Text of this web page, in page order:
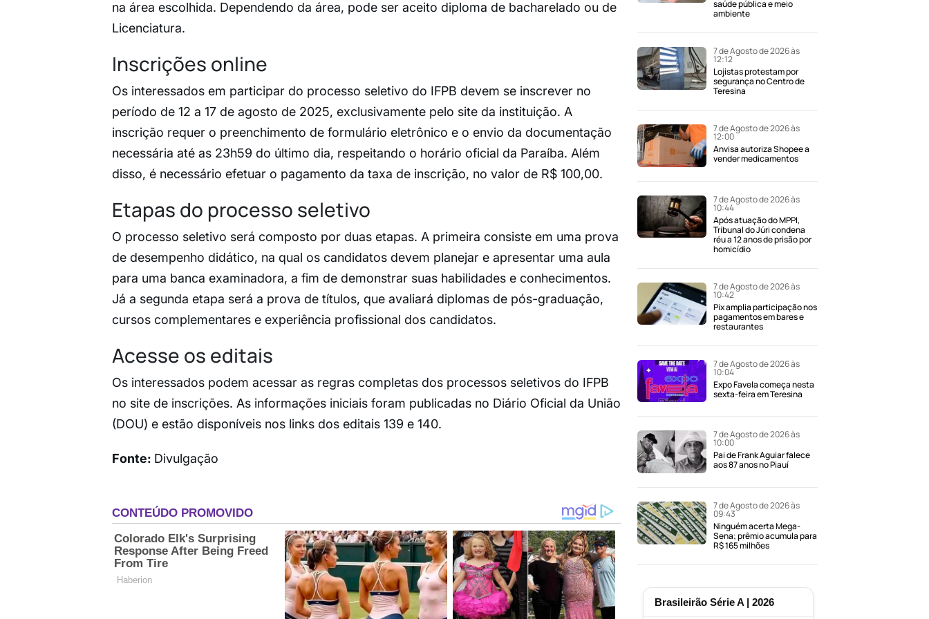
na área escolhida. Dependendo da área, pode ser aceito diploma de bacharelado ou de
Licenciatura.
Inscrições online
Os interessados em participar do processo seletivo do IFPB devem se inscrever no
período de 12 a 17 de agosto de 2025, exclusivamente pelo site da instituição. A
inscrição requer o preenchimento de formulário eletrônico e o envio da documentação
necessária até as 23h59 do último dia, respeitando o horário oficial da Paraíba. Além
disso, é necessário efetuar o pagamento da taxa de inscrição, no valor de R$ 100,00.
Etapas do processo seletivo
O processo seletivo será composto por duas etapas. A primeira consiste em uma prova
de desempenho didático, na qual os candidatos devem planejar e apresentar uma aula
para uma banca examinadora, a fim de demonstrar suas habilidades e conhecimentos.
Já a segunda etapa será a prova de títulos, que avaliará diplomas de pós-graduação,
cursos complementares e experiência profissional dos candidatos.
Acesse os editais
Os interessados podem acessar as regras completas dos processos seletivos do IFPB
no site de inscrições. As informações iniciais foram publicadas no Diário Oficial da União
(DOU) e estão disponíveis nos links dos editais 139 e 140.
Fonte: Divulgação
saúde pública e meio
ambiente
7 de Agosto de 2026 às
12:12
Lojistas protestam por
segurança no Centro de
Teresina
7 de Agosto de 2026 às
12:00
Anvisa autoriza Shopee a
vender medicamentos
7 de Agosto de 2026 às
10:44
Após atuação do MPPI,
Tribunal do Júri condena
réu a 12 anos de prisão por
homicídio
7 de Agosto de 2026 às
10:42
Pix amplia participação nos
pagamentos em bares e
restaurantes
7 de Agosto de 2026 às
10:04
Expo Favela começa nesta
sexta-feira em Teresina
7 de Agosto de 2026 às
10:00
Pai de Frank Aguiar falece
aos 87 anos no Piauí
7 de Agosto de 2026 às
09:43
Ninguém acerta Mega-
Sena; prêmio acumula para
R$ 165 milhões